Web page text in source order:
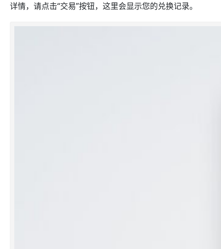
详情，请点击“交易”按钮，这里会显示您的兑换记录。